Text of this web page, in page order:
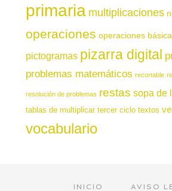
primaria multiplicaciones
operaciones operaciones
pictogramas pizarra digital
problemas matemáticos recortable
resolución de problemas restas sopa de
tablas de multiplicar tercer ciclo textos
vocabulario
INICIO AVISO